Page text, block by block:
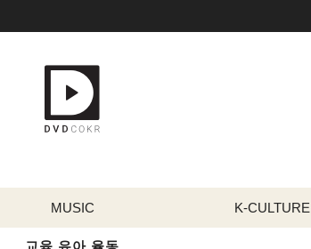
MUSIC K-CULTURE